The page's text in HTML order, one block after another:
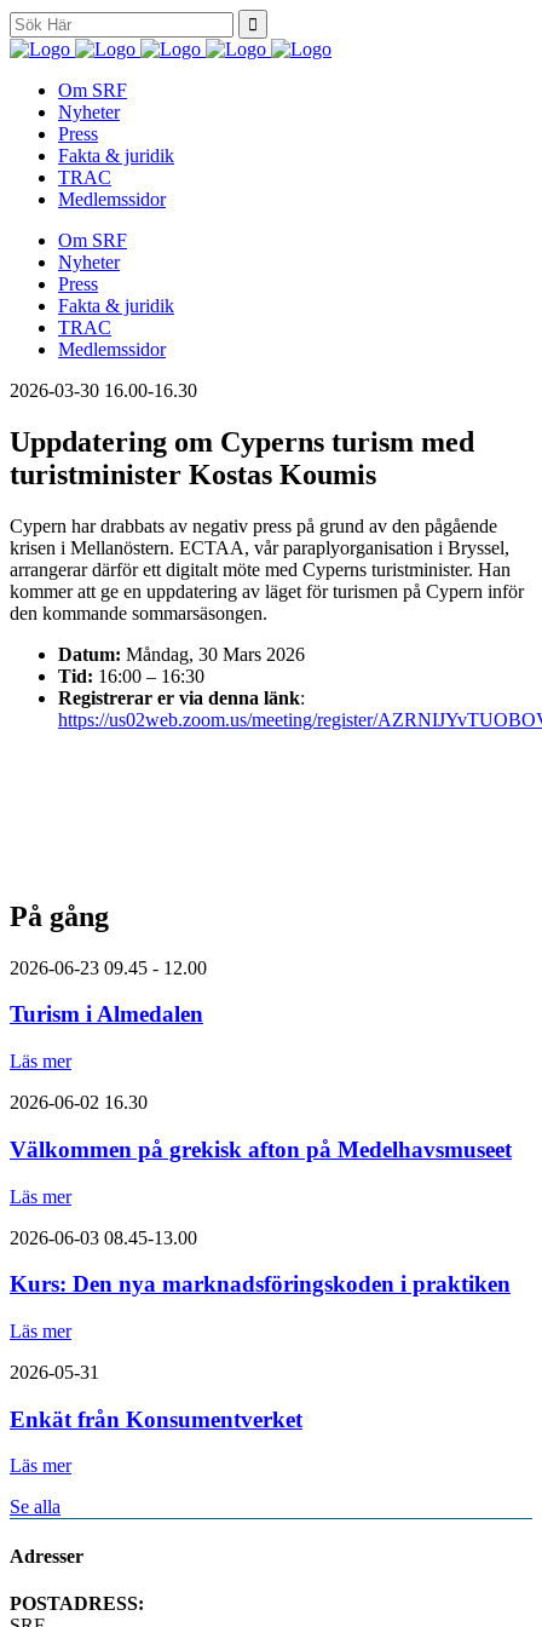
Search
for:
Om SRF
Nyheter
Press
Fakta & juridik
TRAC
Medlemssidor
Om SRF
Nyheter
Press
Fakta & juridik
TRAC
Medlemssidor
2026-03-30 16.00-16.30
Uppdatering om Cyperns turism med
turistminister Kostas Koumis
Cypern har drabbats av negativ press på grund av den pågående
krisen i Mellanöstern. ECTAA, vår paraplyorganisation i Bryssel,
arrangerar därför ett digitalt möte med Cyperns turistminister. Han
kommer att ge en uppdatering av läget för turismen på Cypern inför
den kommande sommarsäsongen.
Datum: Måndag, 30 Mars 2026
Tid: 16:00 – 16:30
Registrerar er via denna länk:
https://us02web.zoom.us/meeting/register/
På gång
2026-06-23 09.45 - 12.00
Turism i Almedalen
Läs mer
2026-06-02 16.30
Välkommen på grekisk afton på Medelhavsmuseet
Läs mer
2026-06-03 08.45-13.00
Kurs: Den nya marknadsföringskoden i praktiken
Läs mer
2026-05-31
Enkät från Konsumentverket
Läs mer
Se alla
Adresser
POSTADRESS: